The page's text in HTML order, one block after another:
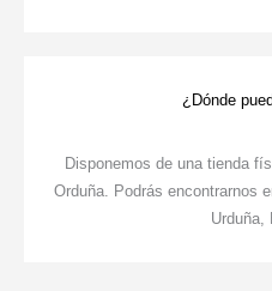
¿Dónde
Disponemos de una tienda
Orduña. Podrás encontrarnos
Urduña,